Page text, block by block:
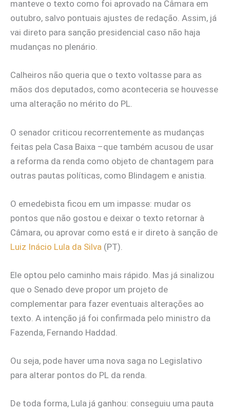
manteve o texto como foi aprovado na Câmara em
outubro, salvo pontuais ajustes de redação. Assim, já
vai direto para sanção presidencial caso não haja
mudanças no plenário.
Calheiros não queria que o texto voltasse para as
mãos dos deputados, como aconteceria se houvesse
uma alteração no mérito do PL.
O senador criticou recorrentemente as mudanças
feitas pela Casa Baixa –que também acusou de usar
a reforma da renda como objeto de chantagem para
outras pautas políticas, como Blindagem e anistia.
O emedebista ficou em um impasse: mudar os
pontos que não gostou e deixar o texto retornar à
Câmara, ou aprovar como está e ir direto à sanção de
Luiz Inácio Lula da Silva (PT).
Ele optou pelo caminho mais rápido. Mas já sinalizou
que o Senado deve propor um projeto de
complementar para fazer eventuais alterações ao
texto. A intenção já foi confirmada pelo ministro da
Fazenda, Fernando Haddad.
Ou seja, pode haver uma nova saga no Legislativo
para alterar pontos do PL da renda.
De toda forma, Lula já ganhou: conseguiu uma pauta